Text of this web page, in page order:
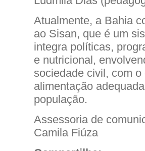
Atualmente, a Bahia
ao Sisan, que é um
integra políticas,
e nutricional,
sociedade civil, com
alimentação
população.
Assessoria de
Camila Fiúza